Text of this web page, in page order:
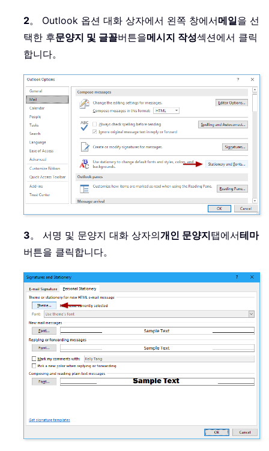
2。 Outlook 옵션 대화 상자에서 왼쪽 창에서메일을 선
택한 후문양지 및 글꼴버튼을메시지 작성섹션에서 클릭
합니다。
3。 서명 및 문양지 대화 상자의개인 문양지탭에서테마
버튼을 클릭합니다。